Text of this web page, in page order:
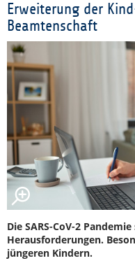
Erweiterung der
Beamtenschaft
Die SARS-CoV-2
Herausforderungen.
jüngeren Kindern.